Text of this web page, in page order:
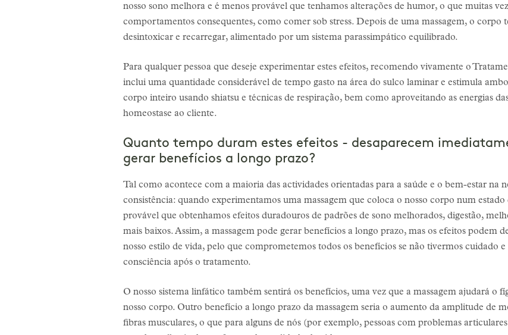
nosso sono melhora e é menos provável que tenhamos alterações de humor, o que muitas
comportamentos consequentes, como comer sob stress. Depois de uma massagem, o
desintoxicar e recarregar, alimentado por um sistema parassimpático equilibrado.
Para qualquer pessoa que deseje experimentar estes efeitos, recomendo vivamente o
inclui uma quantidade considerável de tempo gasto na área do sulco laminar e estimula
corpo inteiro usando shiatsu e técnicas de respiração, bem como aproveitando as energias
homeostase ao cliente.
Quanto tempo duram estes efeitos - desaparecem
gerar benefícios a longo prazo?
Tal como acontece com a maioria das actividades orientadas para a saúde e o bem-estar na
consistência: quando experimentamos uma massagem que coloca o nosso corpo num
provável que obtenhamos efeitos duradouros de padrões de sono melhorados, digestão,
mais baixos. Assim, a massagem pode gerar benefícios a longo prazo, mas os efeitos podem
nosso estilo de vida, pelo que comprometemos todos os benefícios se não tivermos cuidado
consciência após o tratamento.
O nosso sistema linfático também sentirá os benefícios, uma vez que a massagem ajudará o
nosso corpo. Outro benefício a longo prazo da massagem seria o aumento da amplitude de
fibras musculares, o que para alguns de nós (por exemplo, pessoas com problemas